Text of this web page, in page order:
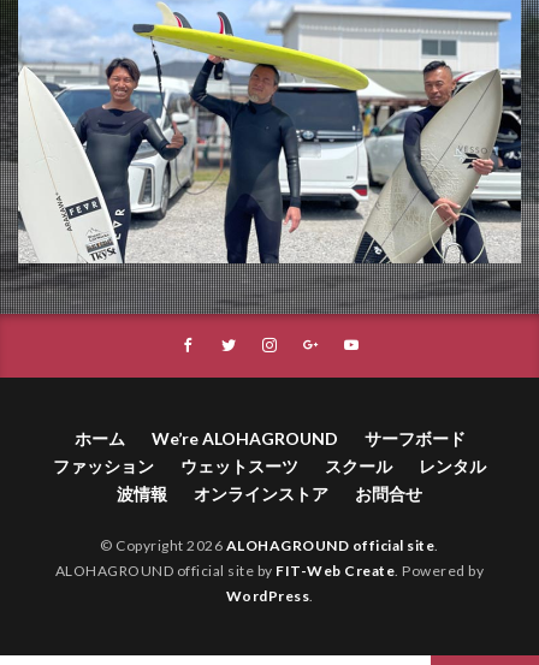
ホーム We’re ALOHAGROUND
サーフボード
ファッション
ウェットスーツ スクール
レンタル
波情報
オンラインストア お問合せ
© Copyright 2026 ALOHAGROUND official site
ALOHAGROUND official site by FIT-Web Create . Powered by
WordPress